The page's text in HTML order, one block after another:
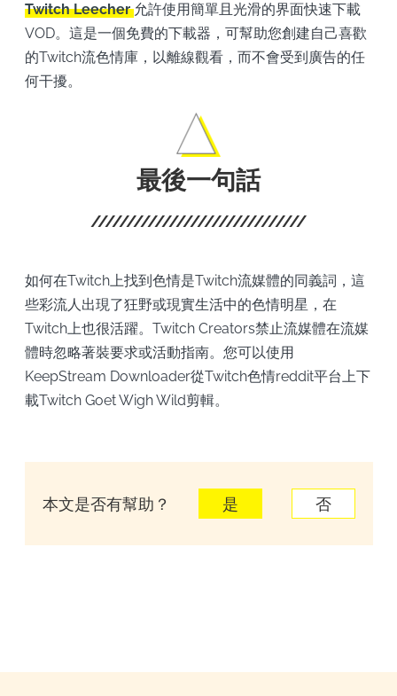
Twitch Leecher允許使用簡單且光滑的界面快速下載
VOD。這是一個免費的下載器，可幫助您創建自己喜歡
的Twitch流色情庫，以離線觀看，而不會受到廣告的任
何干擾。
最後一句話
如何在Twitch上找到色情是Twitch流媒體的同義詞，這
些彩流人出現了狂野或現實生活中的色情明星，在
Twitch上也很活躍。Twitch Creators禁止流媒體在流媒
體時忽略著裝要求或活動指南。您可以使用
KeepStream Downloader從Twitch色情reddit平台上下
載Twitch Goet Wigh Wild剪輯。
本文是否有幫助？ 是 否